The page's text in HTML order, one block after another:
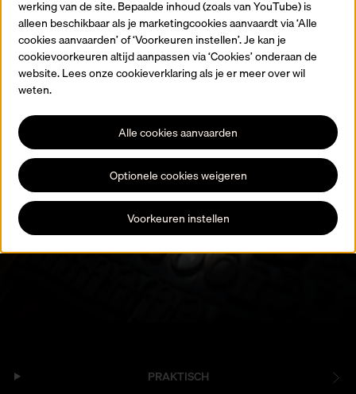
Terug naar de homepagina
Blijf op de hoogte
Registreer je voor onze nieuwsbrief en blijf op de hoogte van alle
expo’s, activiteiten en evenementen.
Schrijf je in
PRAKTISCH
werking van de site. Bepaalde inhoud (zoals van YouTube) is
alleen beschikbaar als je marketingcookies aanvaardt via ‘Alle
cookies aanvaarden’ of ‘Voorkeuren instellen’. Je kan je
cookievoorkeuren altijd aanpassen via ‘Cookies’ onderaan de
website. Lees onze cookieverklaring als je er meer over wil
weten.
Alle cookies aanvaarden
Optionele cookies weigeren
Voorkeuren instellen